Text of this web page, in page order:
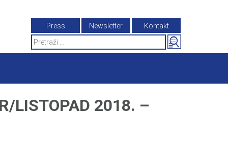
Press Newsletter
Kontakt
Search
for:
LISTOPAD 2018. –